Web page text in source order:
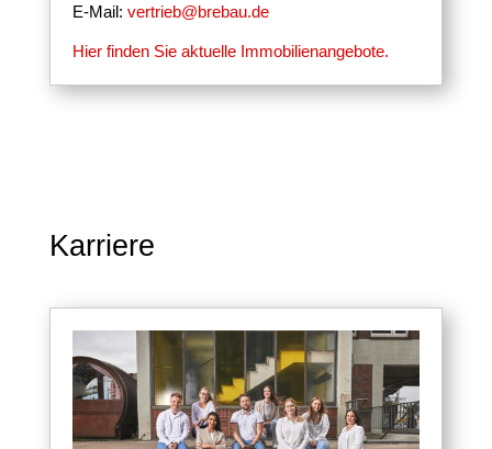
E-Mail: vertrieb@brebau.de
Hier finden Sie aktuelle Immobilienangebote.
Karriere